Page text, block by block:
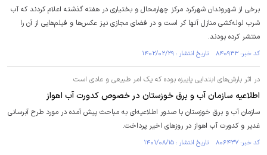
برخی از شهروندان شهرکرد مرکز چهارمحال و بختیاری در هفته گذشته اعلام کردند که آب
شرب لوله‌کشی منازل آنها کر است و در فضای مجازی نیز عکس‌ها و فیلم‌هایی از آن را
منتشر کرده بودند.
کد خبر: ۸۴۰۹۳۳ تاریخ انتشار : ۱۴۰۲/۰۲/۲۹
در اثر بارش‌های ابتدایی پاییزه بوده که یک امر طبیعی و عادی است
اطلاعیه سازمان آب و برق خوزستان در خصوص کدورت آب اهواز
سازمان آب و برق خوزستان با صدور اطلاعیه‌ای به مباحث پیش آمده در مورد طرح آبرسانی
غدیر و کدورت آب اهواز در روز‌های اخیر پرداخت.
کد خبر: ۸۰۶۴۳۷ تاریخ انتشار : ۱۴۰۱/۰۸/۱۵